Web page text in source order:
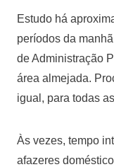
Estudo há
períodos da
de Administração
área almejada.
igual, para todas
Às vezes, tempo
afazeres